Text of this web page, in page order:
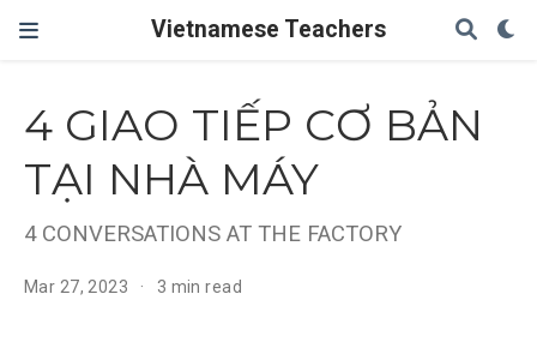
Vietnamese Teachers
4 GIAO TIẾP CƠ BẢN
TẠI NHÀ MÁY
4 CONVERSATIONS AT THE FACTORY
Mar 27, 2023 3 min read